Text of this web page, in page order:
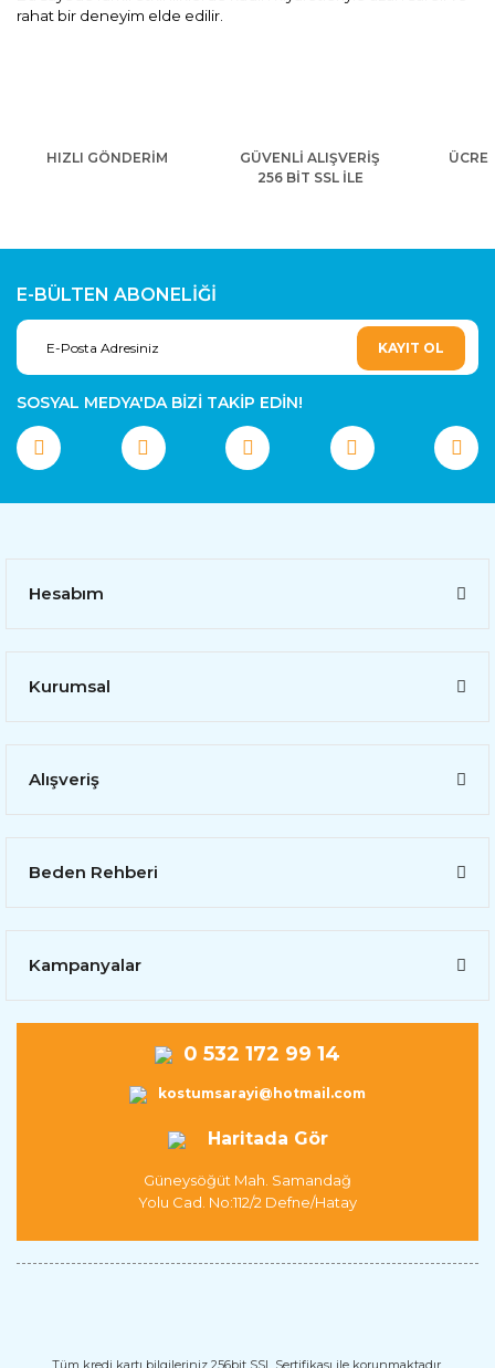
rahat bir deneyim elde edilir.
HIZLI GÖNDERİM
GÜVENLİ ALIŞVERİŞ
256 BİT SSL İLE
E-BÜLTEN ABONELİĞİ
KAYIT OL
SOSYAL MEDYA'DA BİZİ TAKİP EDİN!
Hesabım
Kurumsal
Alışveriş
Beden Rehberi
Kampanyalar
0 532 172 99 14
kostumsarayi@hotmail.com
Haritada Gör
Güneysöğüt Mah. Samandağ
Yolu Cad. No:112/2 Defne/Hatay
Tüm kredi kartı bilgileriniz 256bit SSL Sertifikası ile korunmaktadır.